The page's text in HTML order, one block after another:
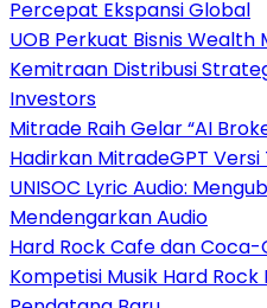
Percepat Ekspansi Global
UOB Perkuat Bisnis
Kemitraan Distribusi
Investors
Mitrade Raih Gelar “AI
Hadirkan MitradeGPT
UNISOC Lyric Audio:
Mendengarkan Audio
Hard Rock Cafe dan
Kompetisi Musik Hard Rock